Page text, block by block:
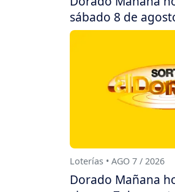
sábado 8 de
Loterías • AGO 7 / 2026
Dorado Mañana